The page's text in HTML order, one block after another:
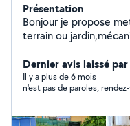
Présentation
Bonjour je propose
terrain ou
Dernier avis laissé par
Il y a plus de 6 mois
n'est pas de paroles,